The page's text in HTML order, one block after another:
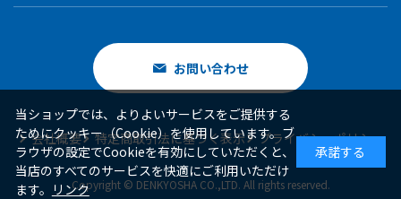
お問い合わせ
会社概要 特定商取引法に基づく表示 プライバシーポリシー
Copyright © DENKYOSHA CO.,LTD. All rights reserved.
当ショップでは、よりよいサービスをご提供する
ためにクッキー（Cookie）を使用しています。ブ
ラウザの設定でCookieを有効にしていただくと、
当店のすべてのサービスを快適にご利用いただけ
ます。 リンク
承諾する